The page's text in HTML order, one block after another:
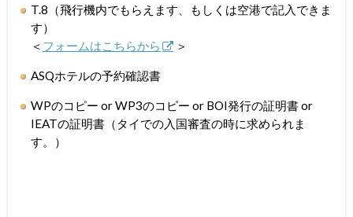
T.8（飛行機内でもらえます、もしくは空港で記入できま
す）
＜ フォームはこちらから ＞
ASQホテルの予約確認書
WPのコピー or WP3のコピー or BOI発行の証明書 or
IEATの証明書（タイでの入国審査の時に求められま
す。）